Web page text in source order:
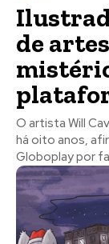
de
O artista Will
há oito anos,
Globoplay por